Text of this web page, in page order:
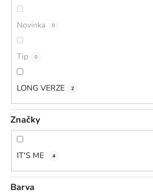
Novinka 0
Tip 0
LONG VERZE 2
Značky
IT'S ME 4
Barva